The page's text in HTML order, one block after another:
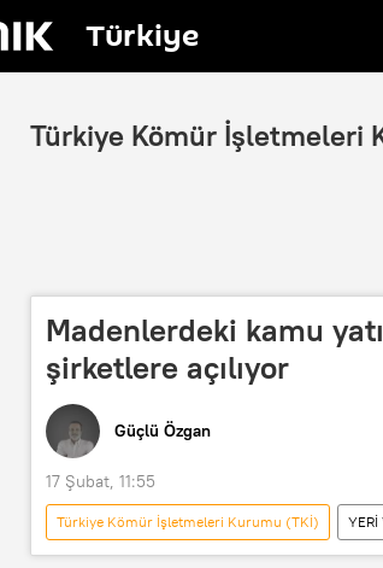
Türkiye
Türkiye Kömür İşletmeleri
Madenlerdeki kamu
şirketlere açılıyor
Güçlü Özgan
17 Şubat, 11:55
Türkiye Kömür İşletmeleri Kurumu (TKİ) YERİ
RADYO
Güçlü Özgan Yeri ve